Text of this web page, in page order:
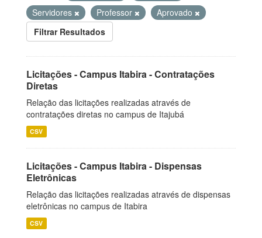
Servidores
Professor
Aprovado
Filtrar Resultados
Licitações - Campus Itabira - Contratações
Diretas
Relação das licitações realizadas através de
contratações diretas no campus de Itajubá
CSV
Licitações - Campus Itabira - Dispensas
Eletrônicas
Relação das licitações realizadas através de dispensas
eletrônicas no campus de Itabira
CSV